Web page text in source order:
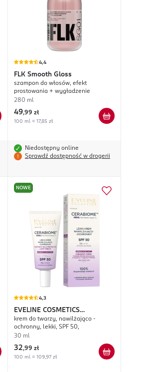
4,4
FLK Smooth Gloss
szampon do włosów, efekt
prostowania + wygładzenie
280 ml
49,99 zł
100 ml = 17,85 zł
Niedostępny online
Sprawdź dostępność w drogerii
NOWE
4,3
EVELINE COSMETICS
Cerabiome
krem do twarzy, nawilżająco -
ochronny, lekki, SPF 50,
30 ml
32,99 zł
100 ml = 109,97 zł